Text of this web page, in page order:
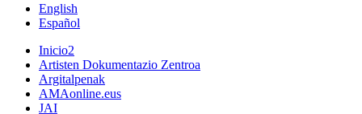
English
Español
Inicio2
Artisten Dokumentazio Zentroa
Argitalpenak
AMAonline.eus
JAI